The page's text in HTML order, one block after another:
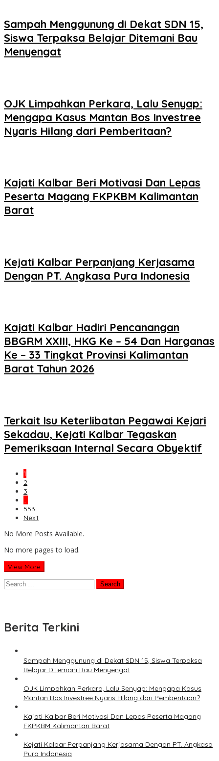
Sampah Menggunung di Dekat SDN 15,
Siswa Terpaksa Belajar Ditemani Bau
Menyengat
OJK Limpahkan Perkara, Lalu Senyap:
Mengapa Kasus Mantan Bos Investree
Nyaris Hilang dari Pemberitaan?
Kajati Kalbar Beri Motivasi Dan Lepas
Peserta Magang FKPKBM Kalimantan
Barat
Kejati Kalbar Perpanjang Kerjasama
Dengan PT. Angkasa Pura Indonesia
Kajati Kalbar Hadiri Pencanangan
BBGRM XXIII, HKG Ke – 54 Dan Harganas
Ke – 33 Tingkat Provinsi Kalimantan
Barat Tahun 2026
Terkait Isu Keterlibatan Pegawai Kejari
Sekadau, Kejati Kalbar Tegaskan
Pemeriksaan Internal Secara Obyektif
1
2
3
…
553
Next
No More Posts Available.
No more pages to load.
View More
Search
for:
Berita Terkini
Sampah Menggunung di Dekat SDN 15, Siswa Terpaksa
Belajar Ditemani Bau Menyengat
OJK Limpahkan Perkara, Lalu Senyap: Mengapa Kasus
Mantan Bos Investree Nyaris Hilang dari Pemberitaan?
Kajati Kalbar Beri Motivasi Dan Lepas Peserta Magang
FKPKBM Kalimantan Barat
Kejati Kalbar Perpanjang Kerjasama Dengan PT. Angkasa
Pura Indonesia